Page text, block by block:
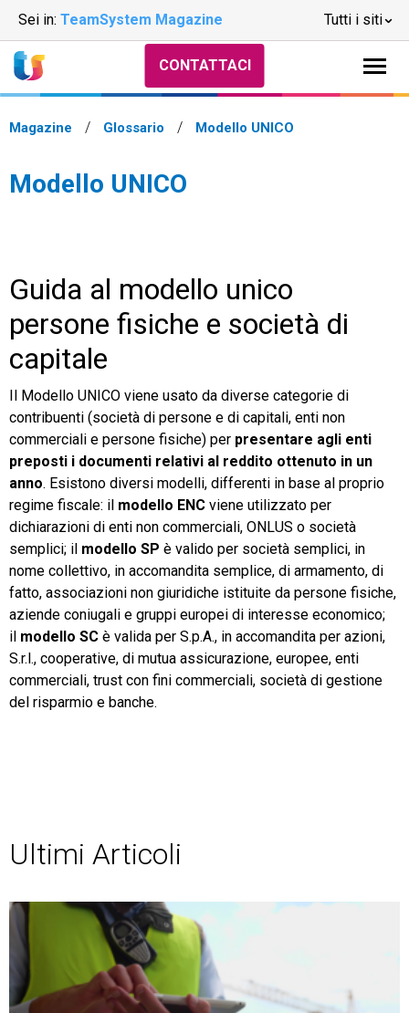
Sei in: TeamSystem Magazine Tutti i siti
CRM
Ecommerce
Email Marketing
Fatturazione
Financial Solutions
HR
TeamSystem Store
CONTATTACI
Magazine Glossario Modello UNICO
Modello UNICO
Guida al modello unico
persone fisiche e società di
capitale
Il Modello UNICO viene usato da diverse categorie di
contribuenti (società di persone e di capitali, enti non
commerciali e persone fisiche) per presentare agli enti
preposti i documenti relativi al reddito ottenuto in un
anno. Esistono diversi modelli, differenti in base al proprio
regime fiscale: il modello ENC viene utilizzato per
dichiarazioni di enti non commerciali, ONLUS o società
semplici; il modello SP è valido per società semplici, in
nome collettivo, in accomandita semplice, di armamento, di
fatto, associazioni non giuridiche istituite da persone fisiche,
aziende coniugali e gruppi europei di interesse economico;
il modello SC è valida per S.p.A., in accomandita per azioni,
S.r.l., cooperative, di mutua assicurazione, europee, enti
commerciali, trust con fini commerciali, società di gestione
del risparmio e banche.
Ultimi Articoli